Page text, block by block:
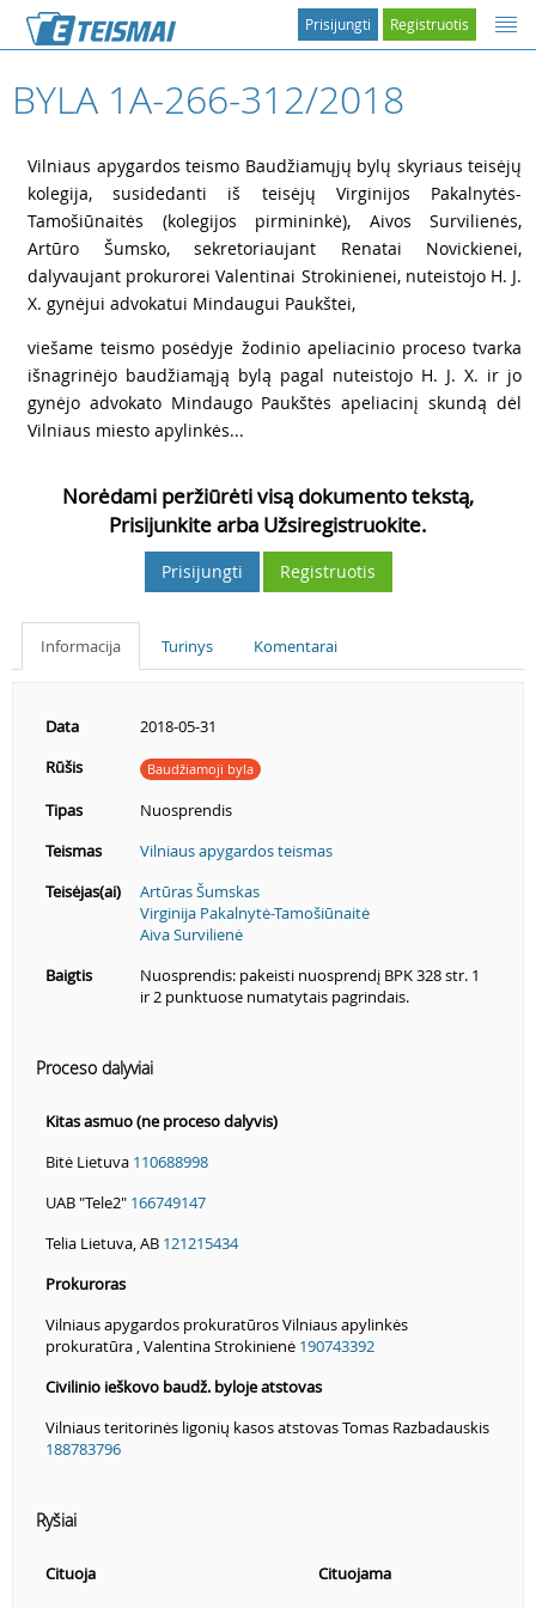
Registruotis
Prisijungti
BYLA 1A-266-312/2018
Vilniaus apygardos teismo Baudžiamųjų bylų skyriaus teisėjų
kolegija, susidedanti iš teisėjų Virginijos Pakalnytės-
Tamošiūnaitės (kolegijos pirmininkė), Aivos Survilienės,
Artūro Šumsko, sekretoriaujant Renatai Novickienei,
dalyvaujant prokurorei Valentinai Strokinienei, nuteistojo H. J.
X. gynėjui advokatui Mindaugui Paukštei,
viešame teismo posėdyje žodinio apeliacinio proceso tvarka
išnagrinėjo baudžiamąją bylą pagal nuteistojo H. J. X. ir jo
gynėjo advokato Mindaugo Paukštės apeliacinį skundą dėl
Vilniaus miesto apylinkės...
Norėdami peržiūrėti visą dokumento tekstą,
Prisijunkite arba Užsiregistruokite.
Prisijungti Registruotis
Informacija Turinys Komentarai
Data
2018-05-31
Rūšis
Baudžiamoji byla
Tipas
Nuosprendis
Teismas
Vilniaus apygardos teismas
Teisėjas(ai)
Artūras Šumskas
Virginija Pakalnytė-Tamošiūnaitė
Aiva Survilienė
Baigtis
Nuosprendis: pakeisti nuosprendį BPK 328 str. 1
ir 2 punktuose numatytais pagrindais.
Proceso dalyviai
Kitas asmuo (ne proceso dalyvis)
Bitė Lietuva 110688998
UAB "Tele2" 166749147
Telia Lietuva, AB 121215434
Prokuroras
Vilniaus apygardos prokuratūros Vilniaus apylinkės
prokuratūra , Valentina Strokinienė 190743392
Civilinio ieškovo baudž. byloje atstovas
Vilniaus teritorinės ligonių kasos atstovas Tomas Razbadauskis
188783796
Ryšiai
Cituoja
Cituojama